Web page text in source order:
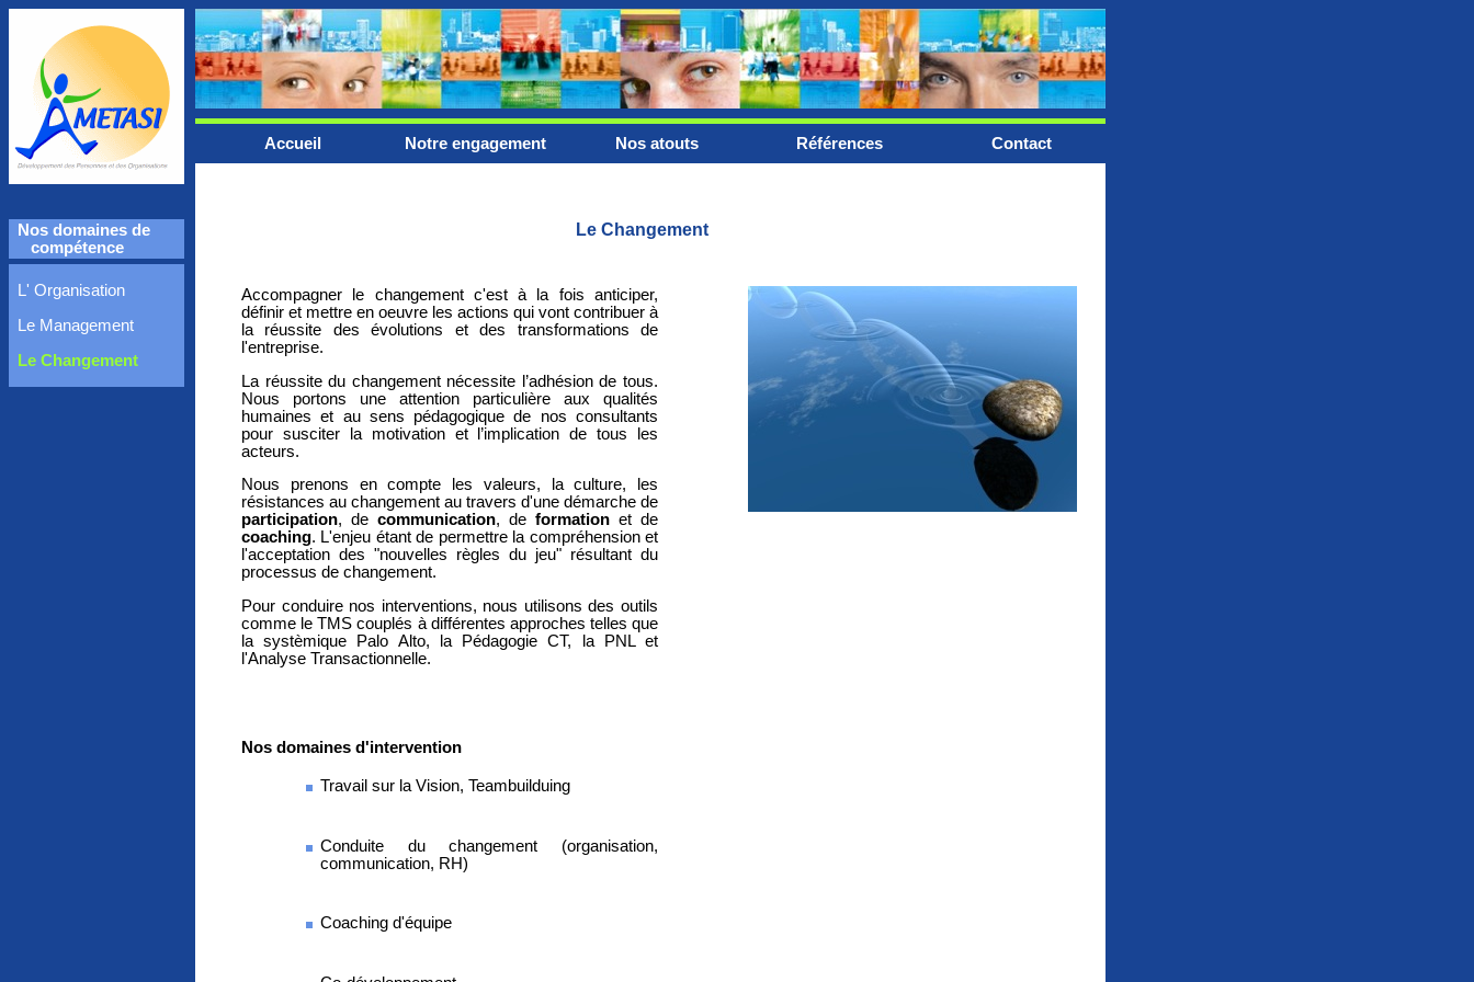
Nos domaines de
compétence
L' Organisation
Le Management
Le Changement
Accueil Notre engagement Nos atouts Références Contact
Le Changement
Accompagner le changement c'est à la fois anticiper,
définir et mettre en oeuvre les actions qui vont contribuer à
la réussite des évolutions et des transformations de
l'entreprise.
La réussite du changement nécessite l’adhésion de tous.
Nous portons une attention particulière aux qualités
humaines et au sens pédagogique de nos consultants
pour susciter la motivation et l’implication de tous les
acteurs.
Nous prenons en compte les valeurs, la culture, les
résistances au changement au travers d'une démarche de
participation, de communication, de formation et de
coaching. L'enjeu étant de permettre la compréhension et
l'acceptation des "nouvelles règles du jeu" résultant du
processus de changement.
Pour conduire nos interventions, nous utilisons des outils
comme le TMS couplés à différentes approches telles que
la systèmique Palo Alto, la Pédagogie CT, la PNL et
l'Analyse Transactionnelle.
Nos domaines d'intervention
Travail sur la Vision, Teambuilduing
Conduite du changement (organisation,
communication, RH)
Coaching d'équipe